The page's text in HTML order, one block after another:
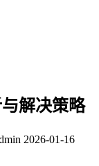
解决策略
2026-01-16